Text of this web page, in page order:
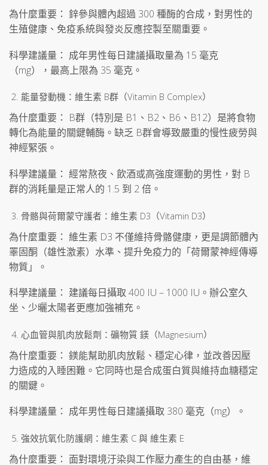
為什麼重要： 鋅參與體內超過 300 種酶的合成，對男性的
生殖健康、免疫系統與發炎反應控製至關重要。
科學建議量： 成年男性每日建議攝取量為 15 毫克
（mg），最高上限為 35 毫克。
能量發動機：維生素 B群（Vitamin B Complex）
為什麼重要： B群（特別是 B1、B2、B6、B12）是將食物
轉化為能量的關鍵輔酶。缺乏 B群會導致嚴重的慢性疲勞與
神經緊張。
科學建議量： 經常熬夜、飲酒或高強度運動的男性，對 B
群的消耗量是正常人的 1.5 到 2 倍。
骨骼與荷爾蒙守護者：維生素 D3（Vitamin D3）
為什麼重要： 維生素 D3 不僅維持骨骼健康，更是調節體內
睪固酮（雄性激素）水準、提升免疫力的「荷爾蒙神經傳導
物質」。
科學建議量： 建議每日攝取 400 IU – 1000 IU。辦公室久
坐、少曬太陽者更應加強補充。
心血管與肌肉放鬆劑：礦物質 鎂（Magnesium）
為什麼重要： 鎂能幫助肌肉放鬆、穩定心律，並改善因壓
力造成的入睡困難。它同時也是合成蛋白質與維持血糖穩定
的關鍵。
科學建議量： 成年男性每日建議攝取 380 毫克（mg）。
強效抗氧化防護網：維生素 C 與 維生素 E
為什麼重要： 面對環境汙染與工作壓力產生的自由基，維